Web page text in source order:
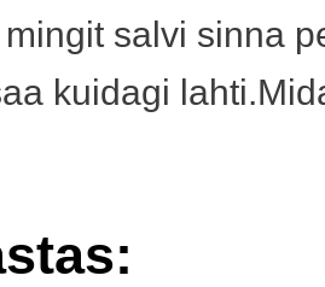
salvi sinna
kuidagi